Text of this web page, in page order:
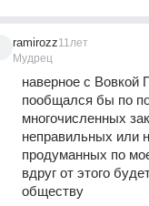
ramirozz
Мудрец
11лет
наверное с Вовкой
пообщался бы по
многочисленных
неправильных или
продуманных по
вдруг от этого
обществу